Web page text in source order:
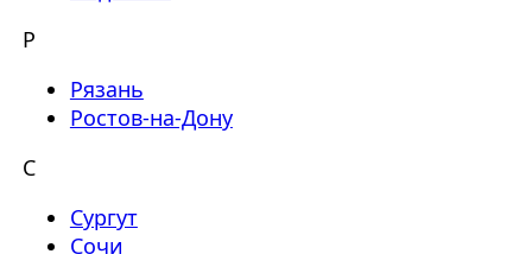
Р
Рязань
Ростов-на-Дону
С
Сургут
Сочи